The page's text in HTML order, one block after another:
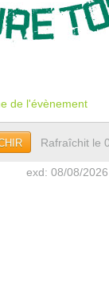
de l'évènement
Rafraîchit le
exd: 08/08/